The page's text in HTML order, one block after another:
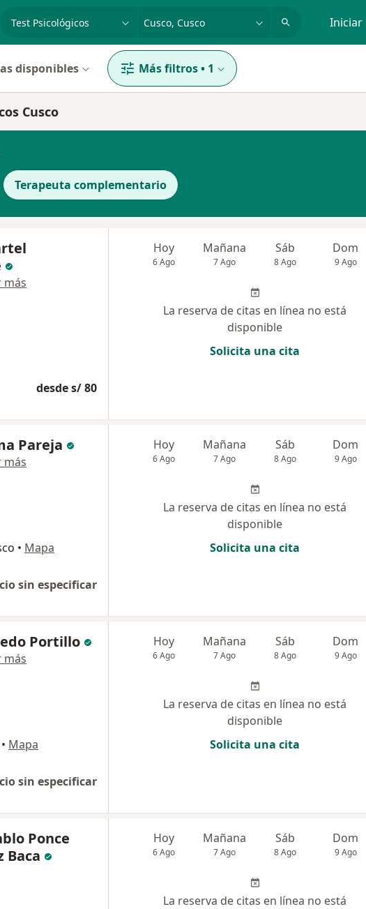
especialidad, enfermedad o nombre Iniciar
disponibles Más filtros• 1
Cusco
Terapeuta complementario
más
desde s/ 80
Hoy
6 Ago
Mañana
7 Ago
Sáb
8 Ago
Dom
9 Ago
La reserva de citas en línea no está
disponible
Solicita una cita
Pareja
más
• Mapa
sin especificar
Hoy
6 Ago
Mañana
7 Ago
Sáb
8 Ago
Dom
9 Ago
La reserva de citas en línea no está
disponible
Solicita una cita
Portillo
más
• Mapa
sin especificar
Hoy
6 Ago
Mañana
7 Ago
Sáb
8 Ago
Dom
9 Ago
La reserva de citas en línea no está
disponible
Solicita una cita
Ponce
Baca
Hoy
6 Ago
Mañana
7 Ago
Sáb
8 Ago
Dom
9 Ago
La reserva de citas en línea no está